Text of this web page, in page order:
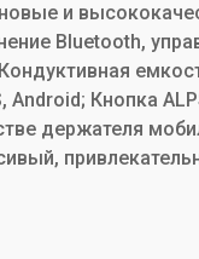
и
Bluetooth,
Кнопка
держателя